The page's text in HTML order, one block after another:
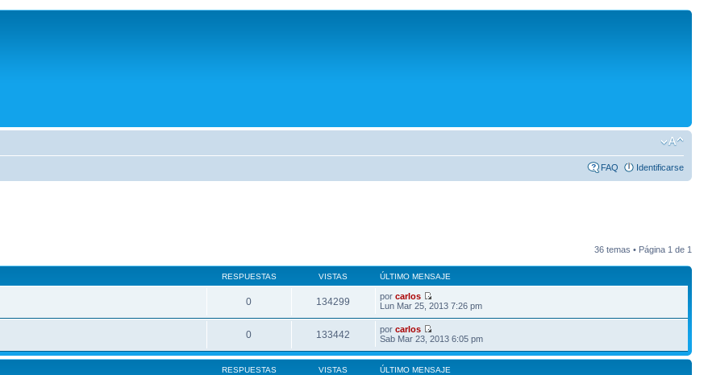
FAQ Identificarse
36 temas • Página 1 de 1
RESPUESTAS VISTAS ÚLTIMO MENSAJE
0 134299 porcarlos
Lun Mar 25, 2013 7:26 pm
0 133442 porcarlos
Sab Mar 23, 2013 6:05 pm
RESPUESTAS VISTAS ÚLTIMO MENSAJE